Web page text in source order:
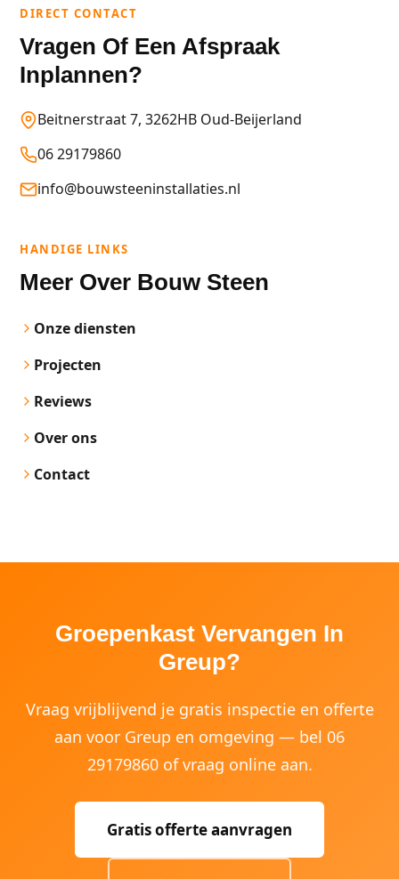
DIRECT CONTACT
Vragen Of Een Afspraak
Inplannen?
Beitnerstraat 7, 3262HB Oud-Beijerland
06 29179860
info@bouwsteeninstallaties.nl
HANDIGE LINKS
Meer Over Bouw Steen
Onze diensten
Projecten
Reviews
Over ons
Contact
Groepenkast Vervangen In
Greup?
Vraag vrijblijvend je gratis inspectie en offerte
aan voor Greup en omgeving — bel 06
29179860 of vraag online aan.
Gratis offerte aanvragen